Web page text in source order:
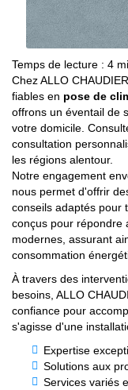
Temps de lecture : 4
Chez ALLO
fiables en pose de
offrons un éventail de
votre domicile.
consultation
les régions alentour.
Notre engagement
nous permet d'offrir
conseils adaptés pour
conçus pour répondre
modernes, assurant
consommation
À travers des
besoins, ALLO
confiance pour
s'agisse d'une
Expertise
Solutions aux
Services variés